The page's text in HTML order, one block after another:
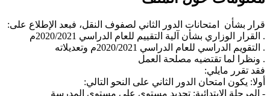
قرار بشأن امتحانات الدور الثاني لصفوف النقل، فبعد الإطلاع على:
. القرار الوزاري بشأن آلية التقييم للعام الدراسي 2020/2021م
. التقويم الدراسي للعام الدراسي 2020/2021م وتعديلاته
. ونظرا لما تقتضيه مصلحة العمل
فقد تقرر مايلي:
أولا: يكون امتحان الدور الثاني على النحو التالي:
- المرحلة الإبتدائية: تحديد مستوى على مستوى المدرسة